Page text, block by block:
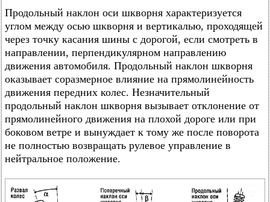
Продольный наклон оси шкворня характеризуется
углом между осью шкворня и вертикалью, проходящей
через точку касания шины с дорогой, если смотреть в
направлении, перпендикулярном направлению
движения автомобиля. Продольный наклон шкворня
оказывает соразмерное влияние на прямолинейность
движения передних колес. Незначительный
продольный наклон шкворня вызывает отклонение от
прямолинейного движения на плохой дороге или при
боковом ветре и вынуждает к тому же после поворота
не полностью возвращать рулевое управление в
нейтральное положение.